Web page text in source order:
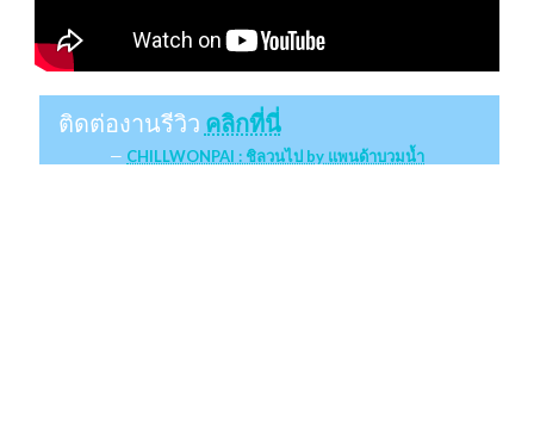
ติดต่องานรีวิว คลิกที่นี่
CHILLWONPAI : ชิลวนไป by แพนด้าบวมน้ำ